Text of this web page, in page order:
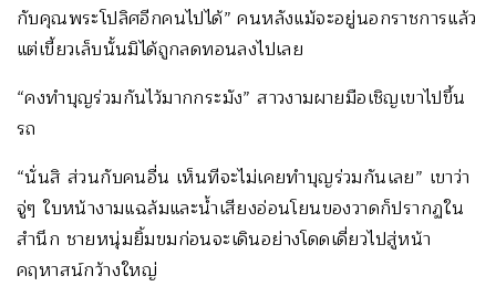
กับคุณพระโปลิศอีกคนไปได้” คนหลังแม้จะอยู่นอกราชการแล้ว
แต่เขี้ยวเล็บนั้นมิได้ถูกลดทอนลงไปเลย
“คงทำบุญร่วมกันไว้มากกระมัง” สาวงามผายมือเชิญเขาไปขึ้น
รถ
“นั่นสิ ส่วนกับคนอื่น เห็นทีจะไม่เคยทำบุญร่วมกันเลย” เขาว่า
จู่ๆ ใบหน้างามแฉล้มและน้ำเสียงอ่อนโยนของวาดก็ปรากฏใน
สำนึก ชายหนุ่มยิ้มขมก่อนจะเดินอย่างโดดเดี่ยวไปสู่หน้า
คฤหาสน์กว้างใหญ่